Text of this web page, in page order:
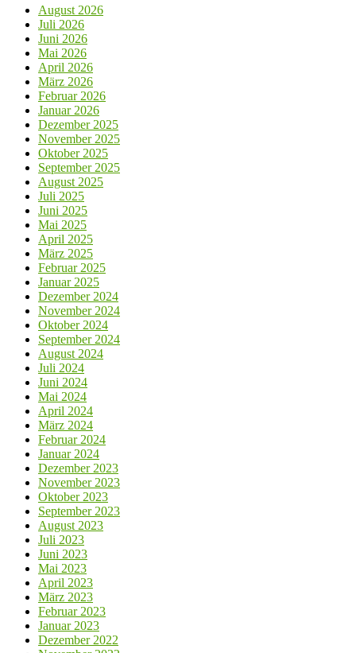
August 2026
Juli 2026
Juni 2026
Mai 2026
April 2026
März 2026
Februar 2026
Januar 2026
Dezember 2025
November 2025
Oktober 2025
September 2025
August 2025
Juli 2025
Juni 2025
Mai 2025
April 2025
März 2025
Februar 2025
Januar 2025
Dezember 2024
November 2024
Oktober 2024
September 2024
August 2024
Juli 2024
Juni 2024
Mai 2024
April 2024
März 2024
Februar 2024
Januar 2024
Dezember 2023
November 2023
Oktober 2023
September 2023
August 2023
Juli 2023
Juni 2023
Mai 2023
April 2023
März 2023
Februar 2023
Januar 2023
Dezember 2022